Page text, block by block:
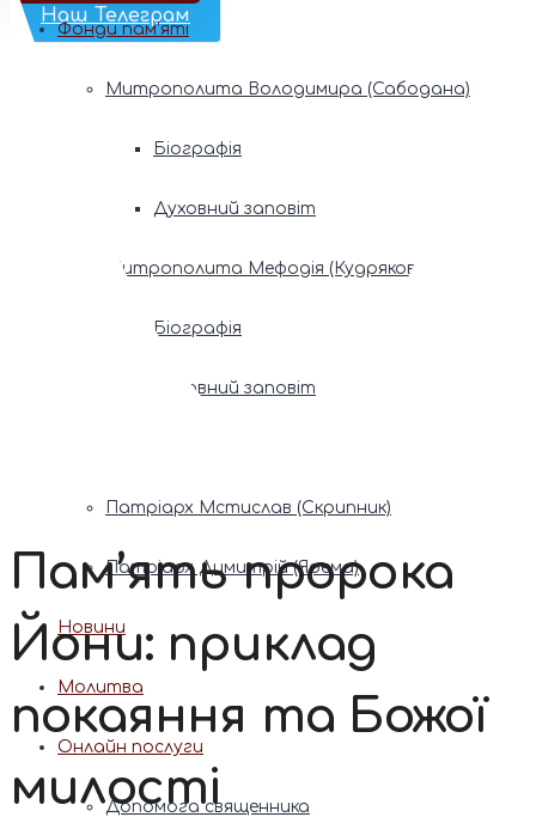
Наш Телеграм
Фонди пам’яті
Митрополита Володимира (Сабодана)
Біографія
Духовний заповіт
Митрополита Мефодія (Кудрякова)
Біографія
Духовний заповіт
Патріарх Мстислав (Скрипник)
Патріарх Димитрій (Ярема)
Новини
Молитва
Онлайн послуги
Допомога священника
Пам’ять пророка
Йони: приклад
покаяння та Божої
милості